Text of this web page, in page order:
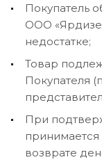
Покупатель
ООО
недостатке;
Товар
Покупателя
При
возврате